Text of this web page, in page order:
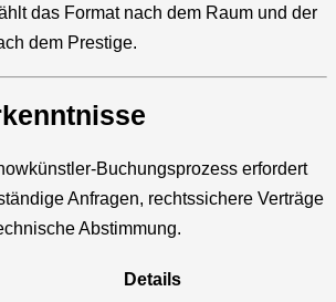
das Format nach dem Raum und der
dem Prestige.
Buchungsprozess erfordert
Anfragen, rechtssichere Verträge
Abstimmung.
Details